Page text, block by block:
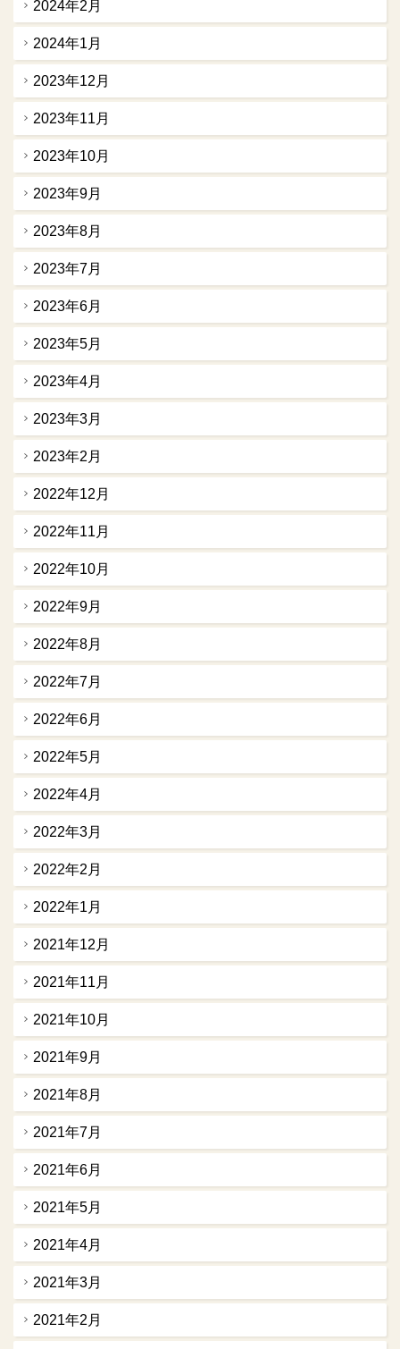
2024年2月
2024年1月
2023年12月
2023年11月
2023年10月
2023年9月
2023年8月
2023年7月
2023年6月
2023年5月
2023年4月
2023年3月
2023年2月
2022年12月
2022年11月
2022年10月
2022年9月
2022年8月
2022年7月
2022年6月
2022年5月
2022年4月
2022年3月
2022年2月
2022年1月
2021年12月
2021年11月
2021年10月
2021年9月
2021年8月
2021年7月
2021年6月
2021年5月
2021年4月
2021年3月
2021年2月